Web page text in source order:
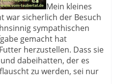
Mein kleines
war sicherlich der Besuch
sympathischen
gemacht hat
herzustellen. Dass sie
dabeihatten, der es
zu werden, sei nur